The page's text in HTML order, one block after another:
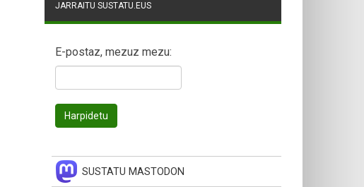
JARRAITU SUSTATU.EUS
E-postaz, mezuz mezu:
SUSTATU MASTODON